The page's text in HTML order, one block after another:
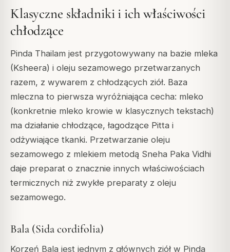
Klasyczne składniki i ich właściwości
chłodzące
Pinda Thailam jest przygotowywany na bazie mleka
(Ksheera) i oleju sezamowego przetwarzanych
razem, z wywarem z chłodzących ziół. Baza
mleczna to pierwsza wyróżniająca cecha: mleko
(konkretnie mleko krowie w klasycznych tekstach)
ma działanie chłodzące, łagodzące Pitta i
odżywiające tkanki. Przetwarzanie oleju
sezamowego z mlekiem metodą Sneha Paka Vidhi
daje preparat o znacznie innych właściwościach
termicznych niż zwykłe preparaty z oleju
sezamowego.
Bala (Sida cordifolia)
Korzeń Bala jest jednym z głównych ziół w Pinda